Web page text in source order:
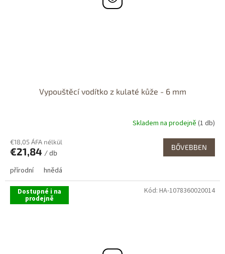
Vypouštěcí vodítko z kulaté kůže - 6 mm
Skladem na prodejně (1 db)
€18,05 ÁFA nélkül
€21,84 / db
BŐVEBBEN
přírodní hnědá
Dostupné i na
prodejně
Kód: HA-1078360020014